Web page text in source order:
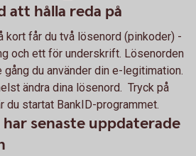
att hålla reda på
kort får du två lösenord (pinkoder) -
och ett för underskrift. Lösenorden
gång du använder din e-legitimation.
ändra dina lösenord. Tryck på
du startat BankID-programmet.
senaste uppdaterade